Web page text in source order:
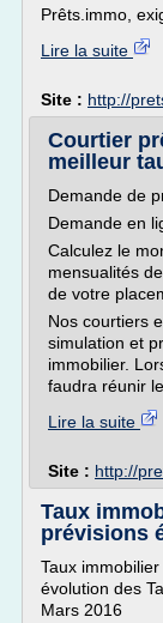
Prêts.immo,
Lire la suite
Site : http://
Courtier
meilleur
Demande de
Demande en
Calculez le
mensualités
de votre
Nos courtiers
simulation et
immobilier.
faudra réunir
Lire la suite
Site : http://
Taux
prévisions
Taux
évolution des
Mars 2016